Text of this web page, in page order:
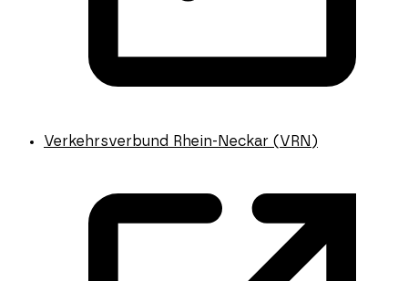
Verkehrsverbund Rhein-Neckar (VRN)